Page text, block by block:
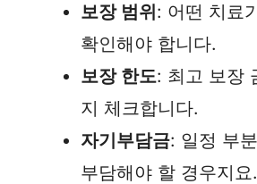
보장 범위: 어떤 치료
확인해야 합니다.
보장 한도: 최고 보장
지 체크합니다.
자기부담금: 일정 부
부담해야 할 경우지요.